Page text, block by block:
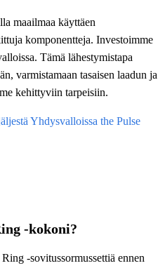
maailmaa käyttäen
komponentteja. Investoimme
Tämä lähestymistapa
varmistamaan tasaisen laadun ja
kehittyviin tarpeisiin.
Yhdysvalloissa the Pulse
-kokoni?
‑sovitussormussettiä ennen